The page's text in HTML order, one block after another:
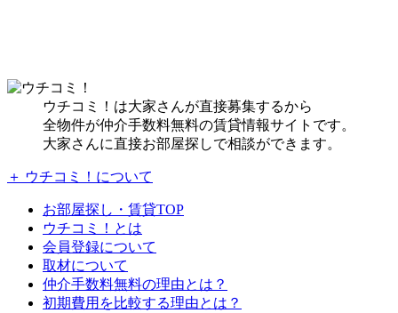
ウチコミ！は大家さんが直接募集するから
全物件が仲介手数料無料の賃貸情報サイトです。
大家さんに直接お部屋探しで相談ができます。
＋ ウチコミ！について
お部屋探し・賃貸TOP
ウチコミ！とは
会員登録について
取材について
仲介手数料無料の理由とは？
初期費用を比較する理由とは？